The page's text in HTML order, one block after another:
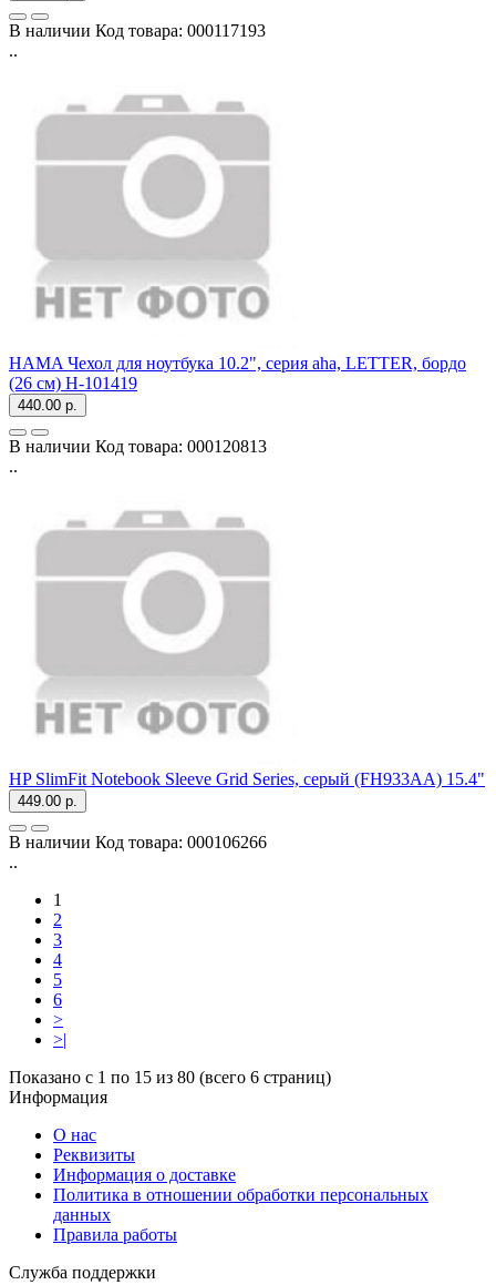
В наличии Код товара: 000117193
..
HAMA Чехол для ноутбука 10.2", серия aha, LETTER, бордо
(26 см) H-101419
440.00 р.
В наличии Код товара: 000120813
..
HP SlimFit Notebook Sleeve Grid Series, серый (FH933AA) 15.4"
449.00 р.
В наличии Код товара: 000106266
..
1
2
3
4
5
6
>
>|
Показано с 1 по 15 из 80 (всего 6 страниц)
Информация
О нас
Реквизиты
Информация о доставке
Политика в отношении обработки персональных
данных
Правила работы
Служба поддержки